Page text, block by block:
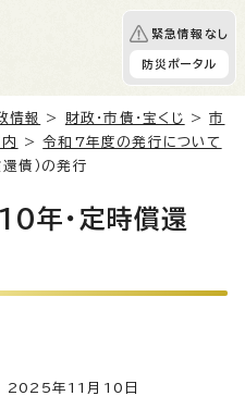
緊急情報なし
防災ポータル
情報 > 財政・市債・宝くじ >市
>令和7年度の発行について
債）の発行
年・定時償還
年11月10日